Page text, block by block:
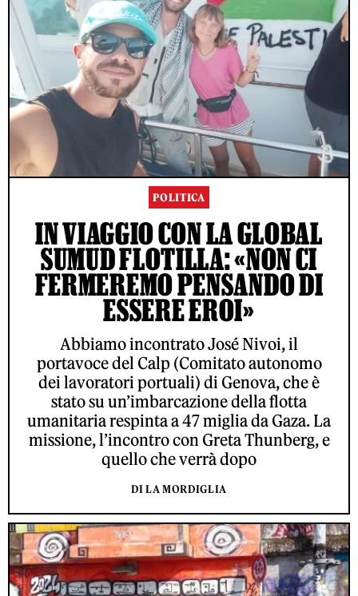
POLITICA
IN VIAGGIO CON LA GLOBAL
SUMUD FLOTILLA: «NON CI
FERMEREMO PENSANDO DI
ESSERE EROI»
Abbiamo incontrato José Nivoi, il
portavoce del Calp (Comitato autonomo
dei lavoratori portuali) di Genova, che è
stato su un’imbarcazione della flotta
umanitaria respinta a 47 miglia da Gaza. La
missione, l’incontro con Greta Thunberg, e
quello che verrà dopo
DI LA MORDIGLIA